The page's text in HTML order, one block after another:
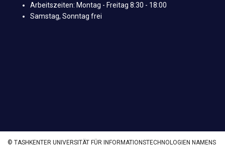
Arbeitszeiten: Montag - Freitag 8:30 - 18:00
Samstag, Sonntag frei
© TASHKENTER UNIVERSITÄT FÜR INFORMATIONSTECHNOLOGIEN NAMENS